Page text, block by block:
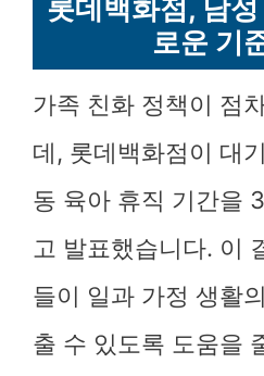
롯데백화점, 남
로운 기
가족 친화 정책이 점
데, 롯데백화점이 대
동 육아 휴직 기간을
고 발표했습니다. 이
들이 일과 가정 생활
출 수 있도록 도움을